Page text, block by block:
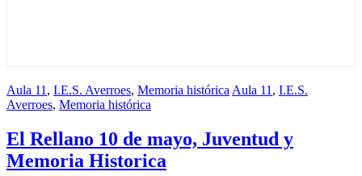
Aula 11 , I.E.S. Averroes, Memoria histórica Aula 11 , I.E.S.
Averroes, Memoria histórica
El Rellano 10 de mayo, Juventud y
Memoria Historica